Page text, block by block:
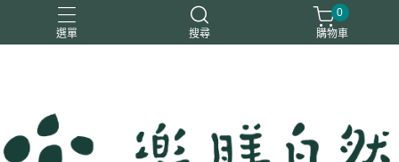
選單 搜尋
一樂鶴
0
購物車